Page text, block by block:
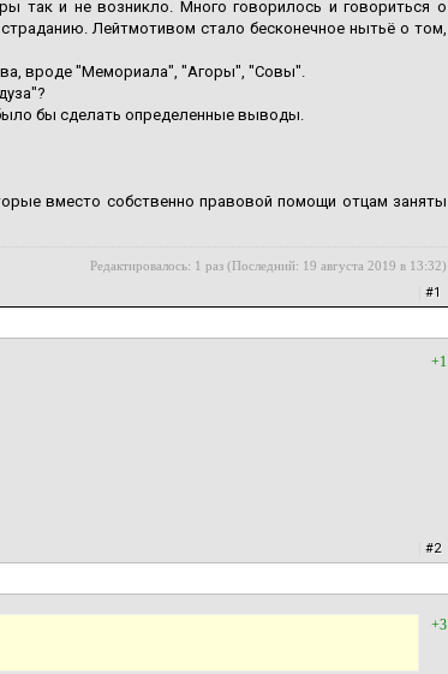
так и не возникло. Много говорилось и говориться о
Лейтмотивом стало бесконечное нытьё о том,
вроде "Мемориала", "Агоры", "Совы".
бы сделать определенные выводы.
вместо собственно правовой помощи отцам заняты
Редактировалось: 1 раз (Последний: 19 августа 2019 в 13:32)
#1
+1
#2
+3